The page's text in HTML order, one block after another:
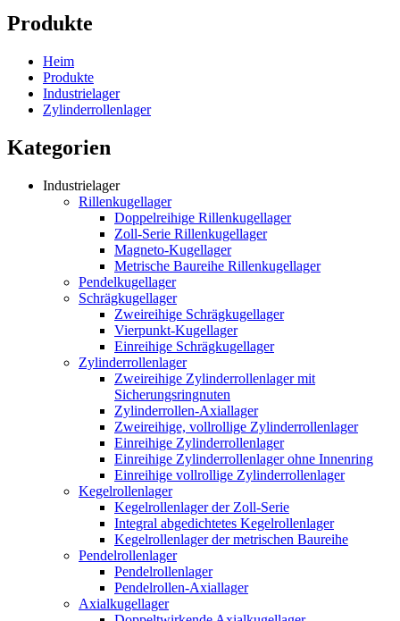
Produkte
Heim
Produkte
Industrielager
Zylinderrollenlager
Kategorien
Industrielager
Rillenkugellager
Doppelreihige Rillenkugellager
Zoll-Serie Rillenkugellager
Magneto-Kugellager
Metrische Baureihe Rillenkugellager
Pendelkugellager
Schrägkugellager
Zweireihige Schrägkugellager
Vierpunkt-Kugellager
Einreihige Schrägkugellager
Zylinderrollenlager
Zweireihige Zylinderrollenlager mit
Sicherungsringnuten
Zylinderrollen-Axiallager
Zweireihige, vollrollige Zylinderrollenlager
Einreihige Zylinderrollenlager
Einreihige Zylinderrollenlager ohne Innenring
Einreihige vollrollige Zylinderrollenlager
Kegelrollenlager
Kegelrollenlager der Zoll-Serie
Integral abgedichtetes Kegelrollenlager
Kegelrollenlager der metrischen Baureihe
Pendelrollenlager
Pendelrollenlager
Pendelrollen-Axiallager
Axialkugellager